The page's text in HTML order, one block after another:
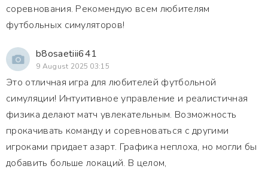
соревнования. Рекомендую всем любителям
футбольных симуляторов!
b8osaetiii641
9 August 2025 03:15
Это отличная игра для любителей футбольной
симуляции! Интуитивное управление и реалистичная
физика делают матч увлекательным. Возможность
прокачивать команду и соревноваться с другими
игроками придает азарт. Графика неплоха, но могли бы
добавить больше локаций. В целом,